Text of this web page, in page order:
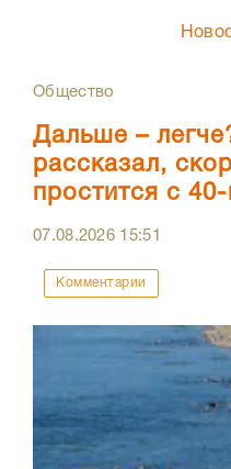
Общество
Дальше –
рассказал,
простится с
07.08.2026 15:51
Комментарии